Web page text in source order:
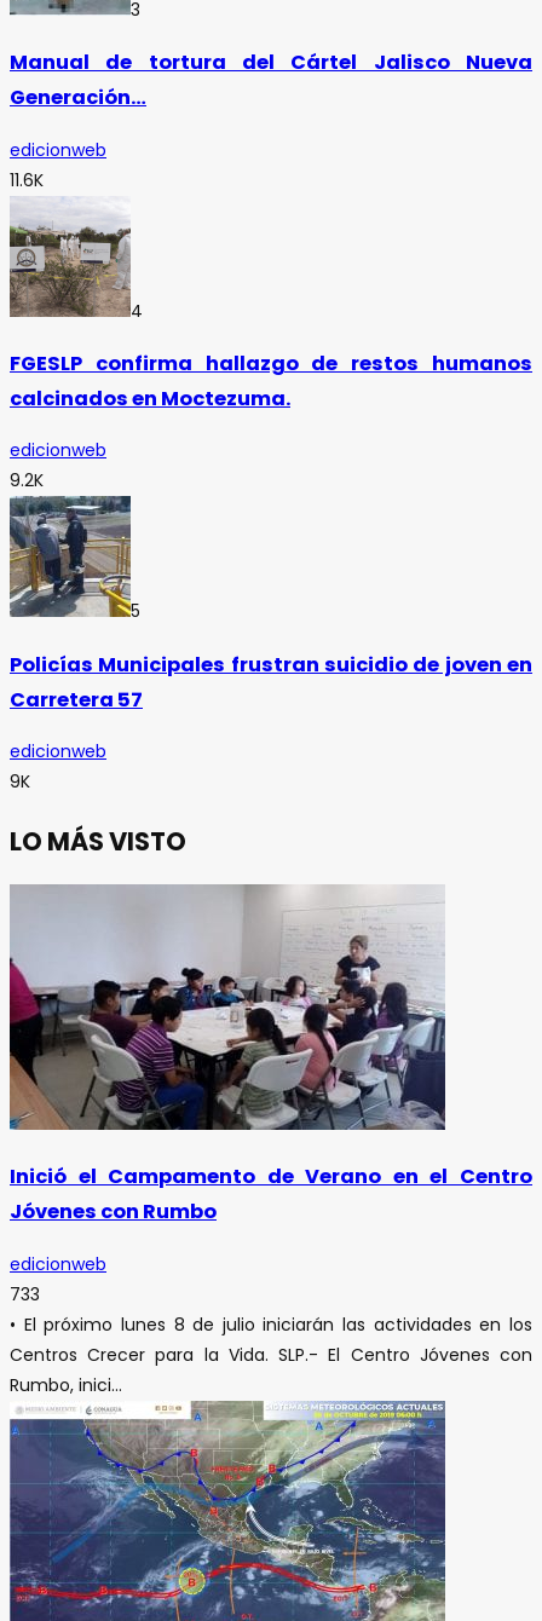
3
Manual de tortura del Cártel Jalisco Nueva
Generación…
edicionweb
11.6K
4
FGESLP confirma hallazgo de restos humanos
calcinados en Moctezuma.
edicionweb
9.2K
5
Policías Municipales frustran suicidio de joven en
Carretera 57
edicionweb
9K
LO MÁS VISTO
Inició el Campamento de Verano en el Centro
Jóvenes con Rumbo
edicionweb
733
• El próximo lunes 8 de julio iniciarán las actividades en los
Centros Crecer para la Vida. SLP.- El Centro Jóvenes con
Rumbo, inici...